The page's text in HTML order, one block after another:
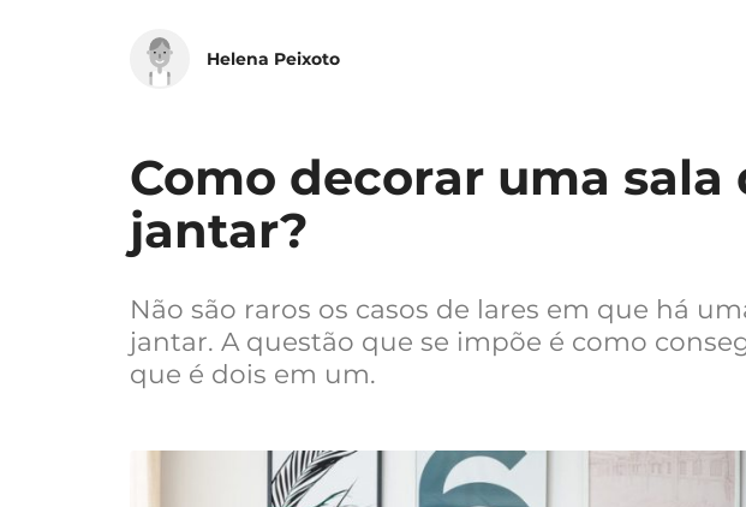
Helena Peixoto
Como decorar uma sala
jantar?
Não são raros os casos de lares em que há
jantar. A questão que se impõe é como
que é dois em um.